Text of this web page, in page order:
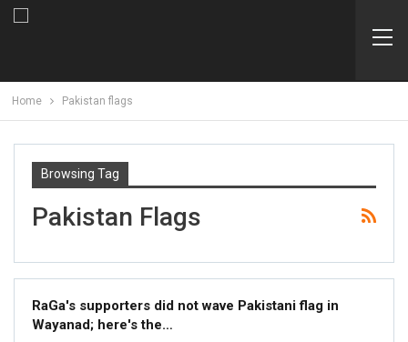
Home Pakistan flags
Browsing Tag
Pakistan Flags
RaGa's supporters did not wave Pakistani flag in
Wayanad; here's the…